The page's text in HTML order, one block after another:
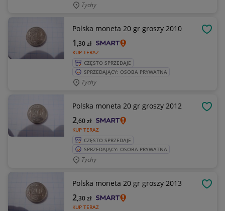
Tychy
Polska moneta 20 gr groszy 2010
KUP TERAZ
1 ,30zł
CZĘSTO SPRZEDAJE
SPRZEDAJĄCY: OSOBA PRYWATNA
Tychy
Polska moneta 20 gr groszy 2012
KUP TERAZ
2,60zł
CZĘSTO SPRZEDAJE
SPRZEDAJĄCY: OSOBA PRYWATNA
Tychy
Polska moneta 20 gr groszy 2013
KUP TERAZ
2,30zł